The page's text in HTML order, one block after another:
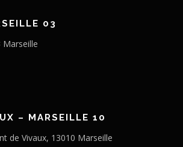
03
Marseille
– MARSEILLE 10
de Vivaux, 13010 Marseille